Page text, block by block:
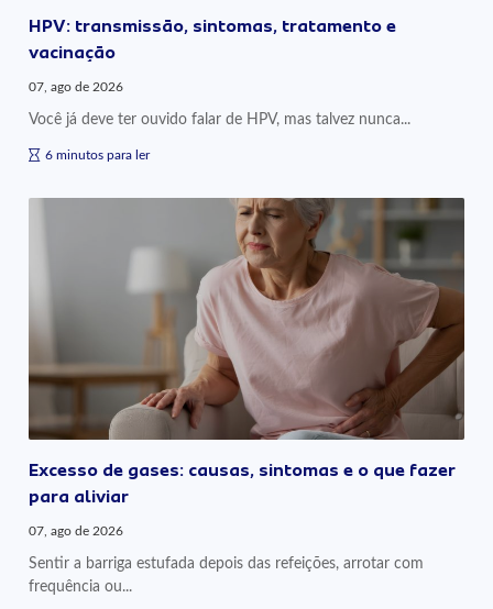
HPV: transmissão, sintomas, tratamento e
vacinação
07, ago de 2026
Você já deve ter ouvido falar de HPV, mas talvez nunca...
6 minutos para ler
Excesso de gases: causas, sintomas e o que fazer
para aliviar
07, ago de 2026
Sentir a barriga estufada depois das refeições, arrotar com
frequência ou...